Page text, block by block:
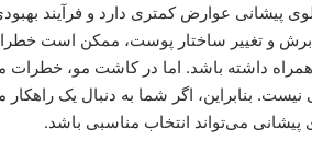
عوارض کمتری دارد و فرآیند
برش و تغییر ساختار پوست، ممکن است
داشته باشد. اما در کاشت مو، خطرات
بنابراین، اگر شما به دنبال یک راهکار
می‌تواند انتخاب مناسبی باشد.